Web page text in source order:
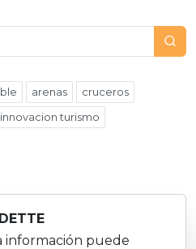
arenas
cruceros
innovacion turismo
información puede